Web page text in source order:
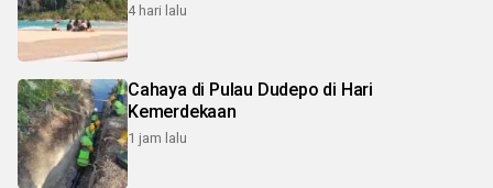
4 hari lalu
Cahaya di Pulau Dudepo di Hari
Kemerdekaan
1 jam lalu